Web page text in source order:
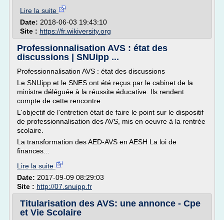
Lire la suite
Date: 2018-06-03 19:43:10
Site : https://fr.wikiversity.org
Professionnalisation AVS : état des
discussions | SNUipp ...
Professionnalisation AVS : état des discussions
Le SNUipp et le SNES ont été reçus par le cabinet de la
ministre déléguée à la réussite éducative. Ils rendent
compte de cette rencontre.
L'objectif de l'entretien était de faire le point sur le dispositif
de professionnalisation des AVS, mis en oeuvre à la rentrée
scolaire.
La transformation des AED-AVS en AESH La loi de
finances...
Lire la suite
Date: 2017-09-09 08:29:03
Site : http://07.snuipp.fr
Titularisation des AVS: une annonce - Cpe
et Vie Scolaire